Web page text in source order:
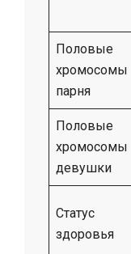
Половые
хромосомы
парня
Половые
хромосомы
девушки
Статус
здоровья